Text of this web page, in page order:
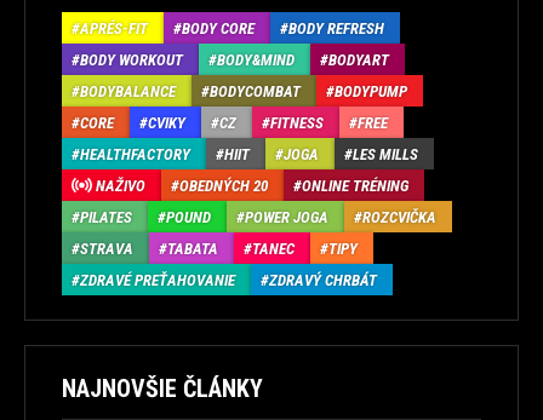
APRÉS-FIT BODY CORE
BODY REFRESH
BODY WORKOUT
BODY&MIND
BODYART
BODYBALANCE
BODYCOMBAT
BODYPUMP
CORE
CVIKY CZ FITNESS
FREE
HEALTHFACTORY
HIIT JOGA
LES MILLS
NAŽIVO
OBEDNÝCH 20
ONLINE TRÉNING
PILATES
POUND POWER JOGA
ROZCVIČKA
STRAVA
TABATA TANEC
TIPY
ZDRAVÉ PREŤAHOVANIE
ZDRAVÝ CHRBÁT
NAJNOVŠIE ČLÁNKY